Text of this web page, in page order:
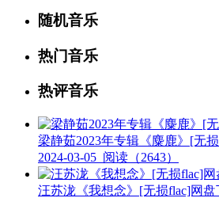
随机音乐
热门音乐
热评音乐
梁静茹2023年专辑《麋鹿》[无
2024-03-05 阅读（2643）
汪苏泷《我想念》[无损flac]网盘